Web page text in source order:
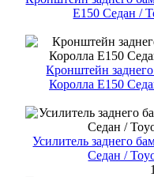
Е150 Седан /
Кронштейн
Королла Е150
Усилитель заднего
Седан /